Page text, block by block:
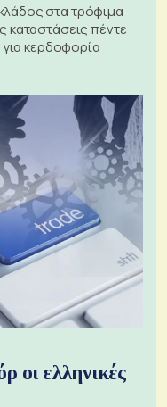
στα τρόφιμα
καταστάσεις πέντε
για κερδοφορία
οι ελληνικές